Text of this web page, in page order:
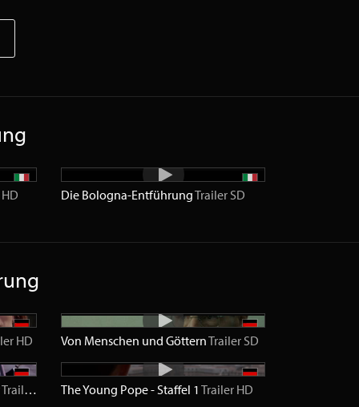
HD Die Bologna-EntführungTrailer SD
HD Von Menschen und GötternTrailer SD
Trailer The Young Pope - Staffel 1 Trailer HD